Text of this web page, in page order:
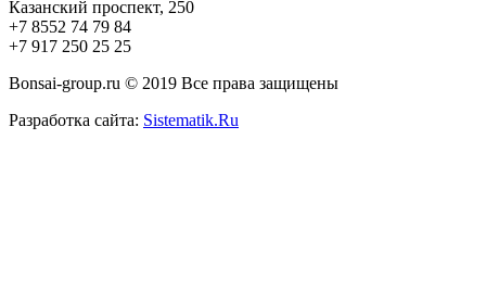
Казанский проспект, 250
+7 8552 74 79 84
+7 917 250 25 25
Bonsai-group.ru © 2019 Все права защищены
Разработка сайта: Sistematik.Ru